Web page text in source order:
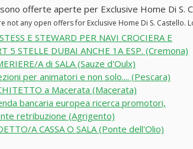
offerte aperte per Exclusive Home Di S.
not any open offers for Exclusive Home Di S.
E STEWARD PER NAVI CROCIERA E
5 STELLE DUBAI ANCHE 1A ESP. (Cremona)
A di SALA (Sauze d'Oulx)
per animatori e non solo.... (Pescara)
a Macerata (Macerata)
bancaria europea ricerca promotori,
retribuzione (Agrigento)
A CASSA O SALA (Ponte dell'Olio)